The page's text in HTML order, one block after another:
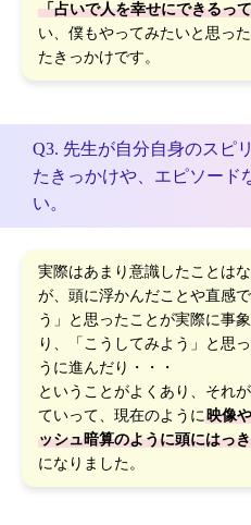
「占いで人を幸せにできるっ
い、僕もやってみたいと思っ
たきっかけです。
Q3. 先生が自分自身のスピ
たきっかけや、エピソード
い。
実際はあまり意識したことは
が、頭に浮かんだことや直感
う」と思ったことが実際に事
り、「こうしてみよう」と思
うに進んだり・・・
ということがよくあり、それ
ていって、現在のように映像
ッシュ暗算のように頭にはっ
になりました。